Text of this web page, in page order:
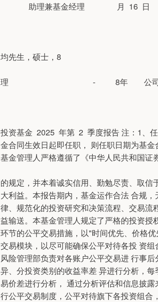
助理兼基金经理 月 16
基金管理有
收益投资部
理
均先生，硕士，8
曾任长信基金有
理 - 8年 公司债券
永 赢 基 金管
固定收益投
理助理。
投资基金 2025 年第 2 季度报告 注：1、
金合同生效日起即任职， 则任职日期为基
基金管理人严格遵循了《中华人民共和国证
《永 赢鑫盛混合型证券
的规定，并本着诚实信用、勤勉尽责、取
大利益。本报告期内，基金运作合法 合规
律、规范化的投资研究和决策流程、交易
益输送。本基金管理人规定了严格的投资
环节的公平交易措施，以"时间优先、价格
交易模块，以尽可能确保公平对待各投 资
风险管理部负责对各账户公平交易进 行事
异、分投资类别的收益率差 异进行分析，
易价差进行分析， 通过分析评估和信息披
行公平交易制度，公平对待旗下各投资组